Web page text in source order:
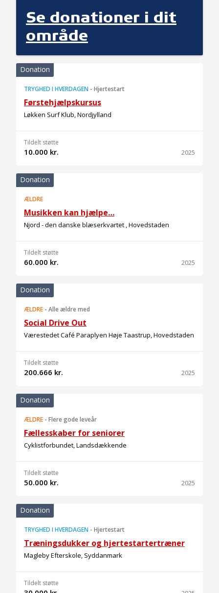
Se donationer i dit
område
Donation
TRYGHED I HVERDAGEN - Hjertestart
Førstehjælpskursus
Løkken Surf Klub, Nordjylland
Tildelt støtte
10.000 kr. 2025
Donation
ÆLDRE
Musikken kan hjælpe…
Njord - den danske blæserkvartet , Hovedstaden
Tildelt støtte
60.000 kr. 2025
Donation
ÆLDRE - Alle ældre med
Social Drive Out
Værestedet Café Paraplyen Høje Taastrup, Hovedstaden
Tildelt støtte
200.666 kr. 2025
Donation
ÆLDRE - Flere gode leveår
Fællesskaber for seniorer
Cyklistforbundet, Landsdækkende
Tildelt støtte
50.000 kr. 2025
Donation
TRYGHED I HVERDAGEN - Hjertestart
Træningsdukker og hjertestartertræner
Magleby Efterskole, Syddanmark
Tildelt støtte